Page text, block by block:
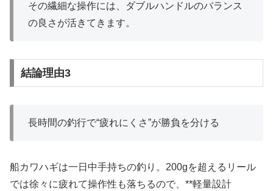
その繊細な操作には、ダブルハンドルのバランス
の良さが活きてきます。
結論理由3
長時間の釣行で“疲れにくさ”が勝負を分ける
船カワハギは一日中手持ちの釣り。200gを超えるリール
では徐々に疲れて操作性も落ちるので、**軽量設計